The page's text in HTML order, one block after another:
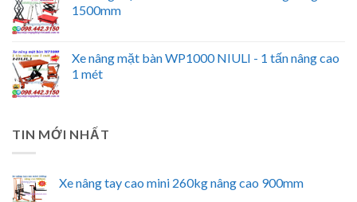
1500mm
Xe nâng mặt bàn WP1000 NIULI - 1 tấn nâng cao
1 mét
TIN MỚI NHẤT
Xe nâng tay cao mini 260kg nâng cao 900mm